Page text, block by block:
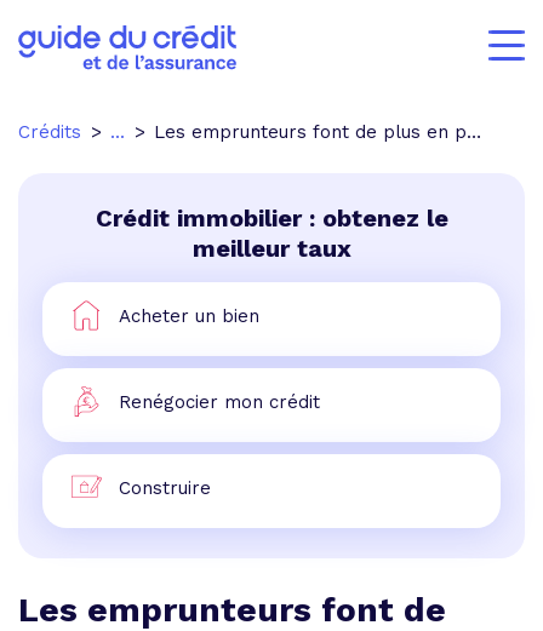
Crédits ... Les emprunteurs font de plus en plus appel aux courtiers en crédit immobilier
Crédit immobilier : obtenez le
meilleur taux
Acheter un bien
Renégocier mon crédit
Construire
Les emprunteurs font de